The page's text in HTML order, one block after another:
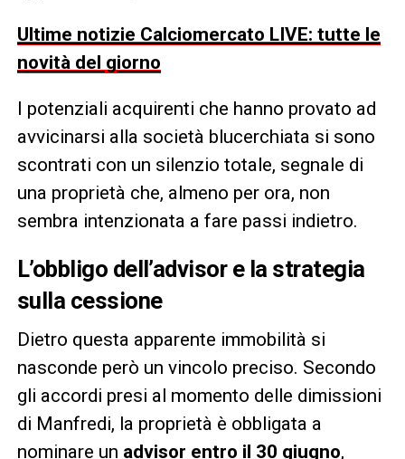
Ultime notizie Calciomercato LIVE: tutte le
novità del giorno
I potenziali acquirenti che hanno provato ad
avvicinarsi alla società blucerchiata si sono
scontrati con un silenzio totale, segnale di
una proprietà che, almeno per ora, non
sembra intenzionata a fare passi indietro.
L’obbligo dell’advisor e la strategia
sulla cessione
Dietro questa apparente immobilità si
nasconde però un vincolo preciso. Secondo
gli accordi presi al momento delle dimissioni
di Manfredi, la proprietà è obbligata a
nominare un advisor entro il 30 giugno,